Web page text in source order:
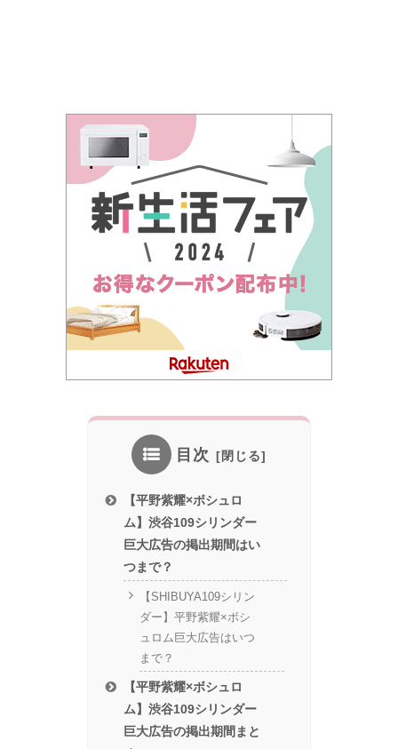
目次
【平野紫耀×ボシュロ
ム】渋谷109シリンダー
巨大広告の掲出期間はい
つまで？
【SHIBUYA109シリン
ダー】平野紫耀×ボシ
ュロム巨大広告はいつ
まで？
【平野紫耀×ボシュロ
ム】渋谷109シリンダー
巨大広告の掲出期間まと